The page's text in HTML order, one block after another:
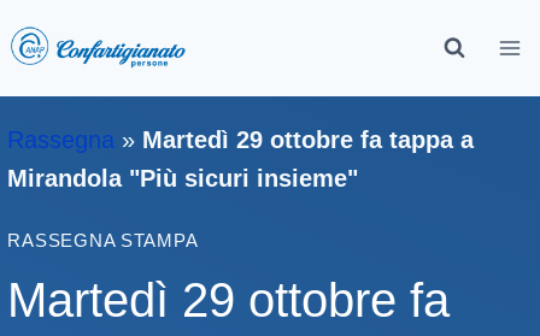
Rassegna » Martedì 29 ottobre fa tappa a
Mirandola "Più sicuri insieme"
RASSEGNA STAMPA
Martedì 29 ottobre fa